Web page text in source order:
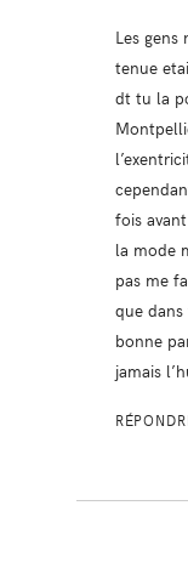
Les
tenue
dt tu la
fois
la mode
pas me
que
bonne
jamais